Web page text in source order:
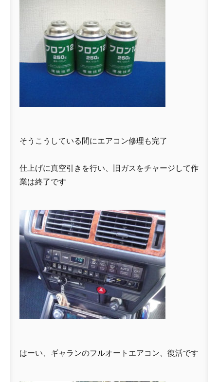
そうこうしている間にエアコン修理も完了
仕上げに真空引きを行い、旧ガスをチャージして作
業は終了です
はーい、ギャランのフルオートエアコン、復活です